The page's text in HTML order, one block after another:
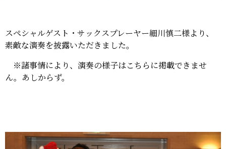
スペシャルゲスト・サックスプレーヤー細川慎二様より、
素敵な演奏を披露いただきました。
※諸事情により、演奏の様子はこちらに掲載できませ
ん。あしからず。